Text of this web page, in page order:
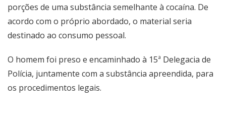
porções de uma substância semelhante à cocaína. De
acordo com o próprio abordado, o material seria
destinado ao consumo pessoal.
O homem foi preso e encaminhado à 15ª Delegacia de
Polícia, juntamente com a substância apreendida, para
os procedimentos legais.